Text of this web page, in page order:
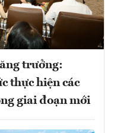
trưởng:
thực hiện các
giai đoạn mới